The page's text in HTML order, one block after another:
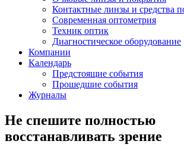
Контактные линзы и средства
Современная оптометрия
Техник оптик
Диагностическое оборудование
Компании
Календарь
Предстоящие события
Прошедшие события
Журналы
Не спешите полностью
восстанавливать зрение